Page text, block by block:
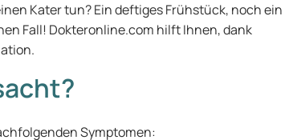
Kater tun? Ein deftiges Frühstück, noch ein
Fall! Dokteronline.com hilft Ihnen, dank
Symptomen: